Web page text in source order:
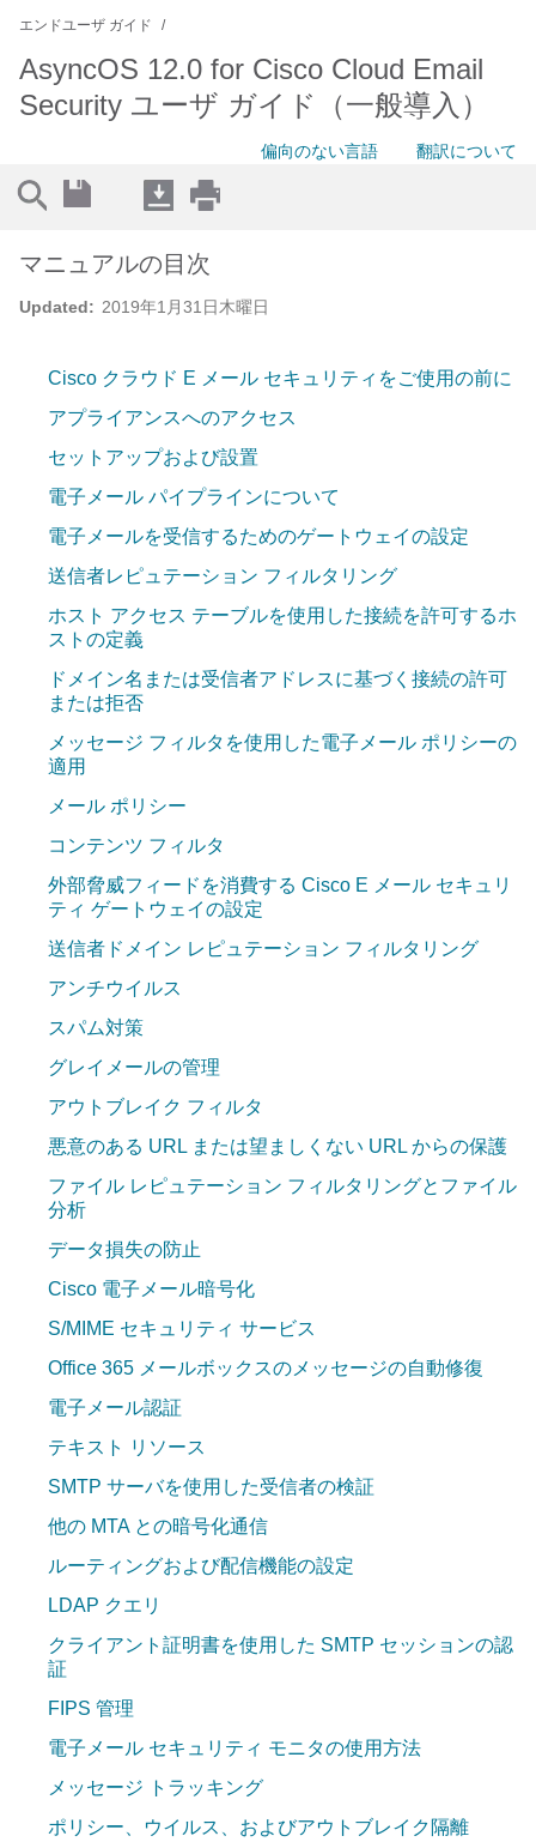
エンドユーザ ガイド
AsyncOS 12.0 for Cisco Cloud Email
Security ユーザ ガイド（一般導入）
偏向のない言語 翻訳について
Updated: 2019年1月31日木曜日
マニュアルの目次
Cisco クラウド E メール セキュリティをご使用の前に
アプライアンスへのアクセス
セットアップおよび設置
電子メール パイプラインについて
電子メールを受信するためのゲートウェイの設定
送信者レピュテーション フィルタリング
ホスト アクセス テーブルを使用した接続を許可するホ
ストの定義
ドメイン名または受信者アドレスに基づく接続の許可
または拒否
メッセージ フィルタを使用した電子メール ポリシーの
適用
メール ポリシー
コンテンツ フィルタ
外部脅威フィードを消費する Cisco E メール セキュリ
ティ ゲートウェイの設定
送信者ドメイン レピュテーション フィルタリング
アンチウイルス
スパム対策
グレイメールの管理
アウトブレイク フィルタ
悪意のある URL または望ましくない URL からの保護
ファイル レピュテーション フィルタリングとファイル
分析
データ損失の防止
Cisco 電子メール暗号化
S/MIME セキュリティ サービス
Office 365 メールボックスのメッセージの自動修復
電子メール認証
テキスト リソース
SMTP サーバを使用した受信者の検証
他の MTA との暗号化通信
ルーティングおよび配信機能の設定
LDAP クエリ
クライアント証明書を使用した SMTP セッションの認
証
FIPS 管理
電子メール セキュリティ モニタの使用方法
メッセージ トラッキング
ポリシー、ウイルス、およびアウトブレイク隔離